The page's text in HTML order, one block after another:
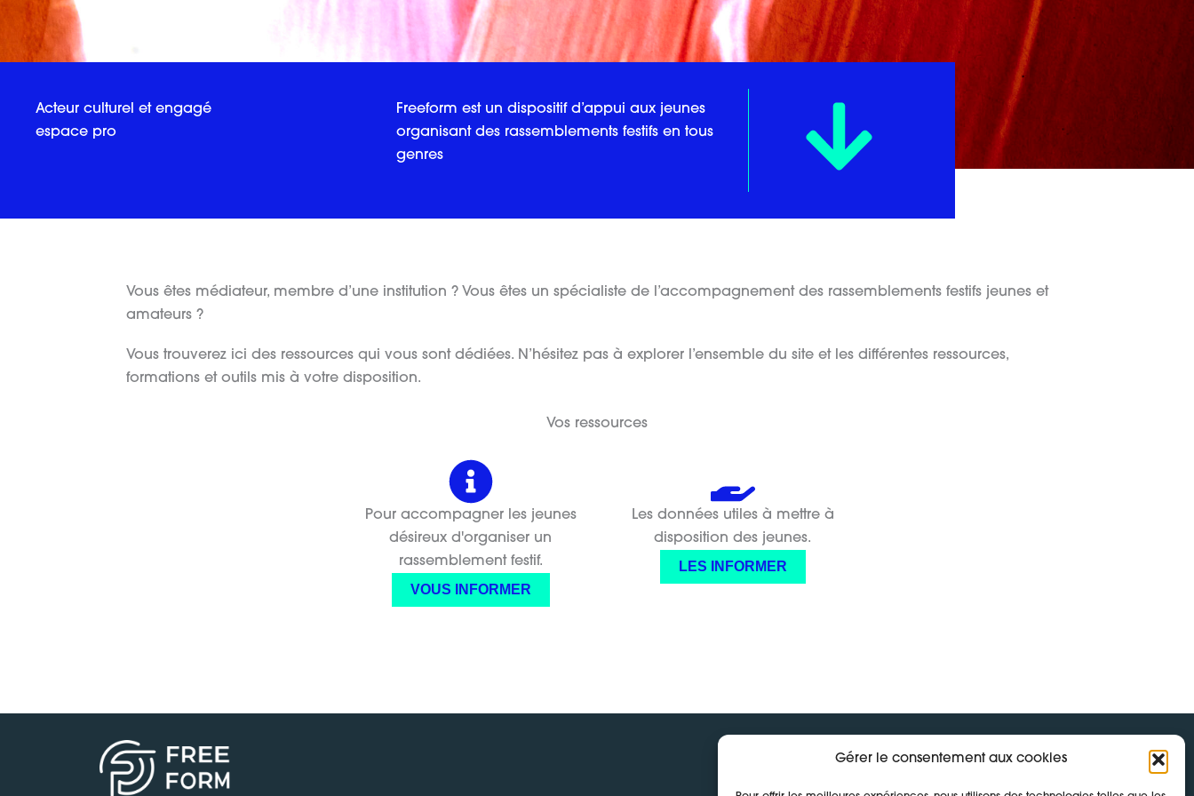
Gérer le consentement aux cookies
Acteur culturel et engagé
espace pro
Freeform est un dispositif d’appui aux jeunes
organisant des rassemblements festifs en tous
genres
Vous êtes médiateur, membre d’une institution ? Vous êtes un spécialiste de l’accompagnement des rassemblements festifs jeunes et
amateurs ?
Vous trouverez ici des ressources qui vous sont dédiées. N’hésitez pas à explorer l’ensemble du site et les différentes ressources,
formations et outils mis à votre disposition.
Vos ressources
Pour accompagner les jeunes
désireux d'organiser un
rassemblement festif.
VOUS INFORMER
Les données utiles à mettre à
disposition des jeunes.
LES INFORMER